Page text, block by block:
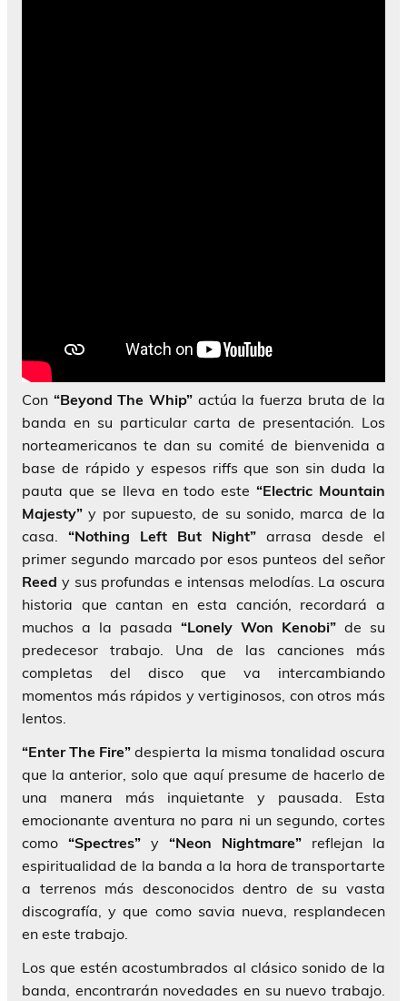
Con “Beyond The Whip” actúa la fuerza bruta de la
banda en su particular carta de presentación. Los
norteamericanos te dan su comité de bienvenida a
base de rápido y espesos riffs que son sin duda la
pauta que se lleva en todo este“Electric Mountain
Majesty” y por supuesto, de su sonido, marca de la
casa. “Nothing Left But Night” arrasa desde el
primer segundo marcado por esos punteos del señor
Reed y sus profundas e intensas melodías. La oscura
historia que cantan en esta canción, recordará a
muchos a la pasada “Lonely Won Kenobi” de su
predecesor trabajo. Una de las canciones más
completas del disco que va intercambiando
momentos más rápidos y vertiginosos, con otros más
lentos.
“Enter The Fire” despierta la misma tonalidad oscura
que la anterior, solo que aquí presume de hacerlo de
una manera más inquietante y pausada. Esta
emocionante aventura no para ni un segundo, cortes
como “Spectres” y “Neon Nightmare” reflejan la
espiritualidad de la banda a la hora de transportarte
a terrenos más desconocidos dentro de su vasta
discografía, y que como savia nueva, resplandecen
en este trabajo.
Los que estén acostumbrados al clásico sonido de la
banda, encontrarán novedades en su nuevo trabajo.